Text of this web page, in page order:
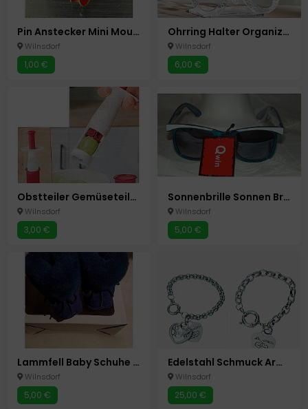
Pin Anstecker Mini Mouse
Wilnsdorf
1,00 €
Ohrring Halter Organizer Ständer für bis zu 60 Ohrringe Neu Schmetterling Acryl
Wilnsdorf
6,00 €
Obstteiler Gemüseteiler Obstschneider Tomaten Weintrauben Teiler
Wilnsdorf
3,00 €
Sonnenbrille Sonnen Brille Neu mit UV Schutz Neu
Wilnsdorf
5,00 €
Lammfell Baby Schuhe Pantoffeln Schühchen gr 16/17 blau Neu Unisex Wagenschuhe
Wilnsdorf
5,00 €
Edelstahl Schmuck Armband Bettelarmband Neu
Wilnsdorf
25,00 €